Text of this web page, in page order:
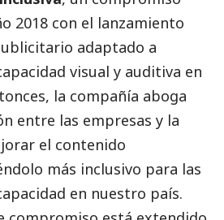
2018 con el lanzamiento
adaptado a
visual y auditiva en
la compañía aboga
entre las empresas y la
el contenido
más inclusivo para las
en nuestro país.